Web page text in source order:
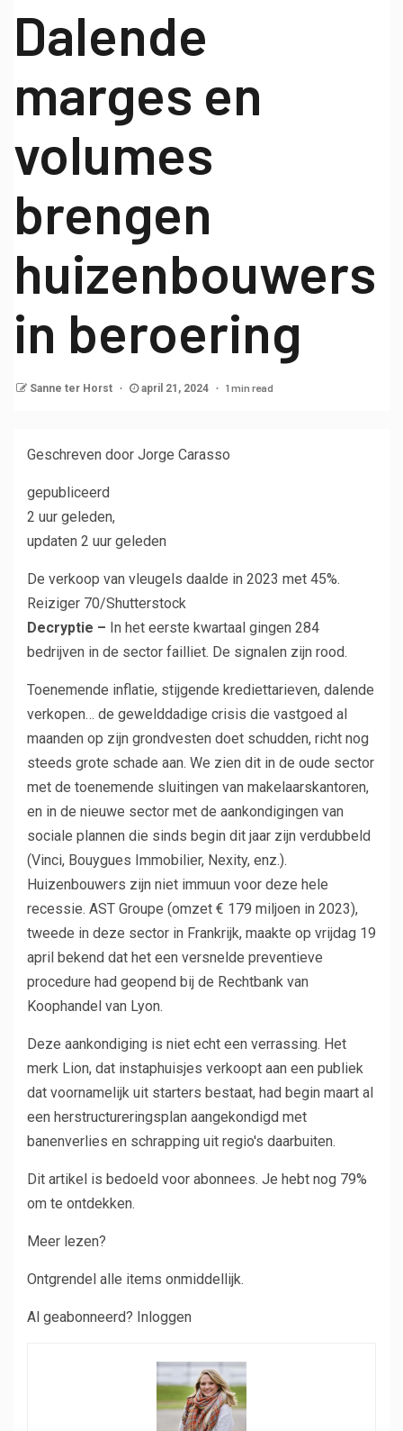
Dalende
marges en
volumes
brengen
huizenbouwers
in beroering
Sanne ter Horst april 21, 2024 1 min read
Geschreven door Jorge Carasso
gepubliceerd
2 uur geleden,
updaten 2 uur geleden
De verkoop van vleugels daalde in 2023 met 45%.
Reiziger 70/Shutterstock
Decryptie – In het eerste kwartaal gingen 284
bedrijven in de sector failliet. De signalen zijn rood.
Toenemende inflatie, stijgende krediettarieven, dalende
verkopen… de gewelddadige crisis die vastgoed al
maanden op zijn grondvesten doet schudden, richt nog
steeds grote schade aan. We zien dit in de oude sector
met de toenemende sluitingen van makelaarskantoren,
en in de nieuwe sector met de aankondigingen van
sociale plannen die sinds begin dit jaar zijn verdubbeld
(Vinci, Bouygues Immobilier, Nexity, enz.).
Huizenbouwers zijn niet immuun voor deze hele
recessie. AST Groupe (omzet € 179 miljoen in 2023),
tweede in deze sector in Frankrijk, maakte op vrijdag 19
april bekend dat het een versnelde preventieve
procedure had geopend bij de Rechtbank van
Koophandel van Lyon.
Deze aankondiging is niet echt een verrassing. Het
merk Lion, dat instaphuisjes verkoopt aan een publiek
dat voornamelijk uit starters bestaat, had begin maart al
een herstructureringsplan aangekondigd met
banenverlies en schrapping uit regio's daarbuiten.
Dit artikel is bedoeld voor abonnees. Je hebt nog 79%
om te ontdekken.
Meer lezen?
Ontgrendel alle items onmiddellijk.
Al geabonneerd? Inloggen